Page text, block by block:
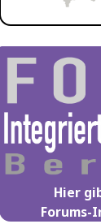
Hier
Forums-